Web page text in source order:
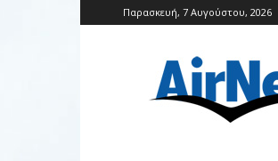
Παρασκευή, 7 Αυγούστου, 2026